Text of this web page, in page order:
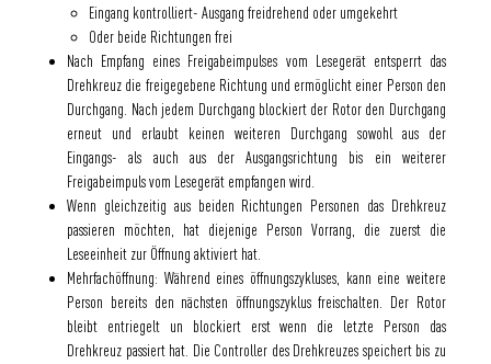
Eingang kontrolliert- Ausgang freidrehend oder umgekehrt
Oder beide Richtungen frei
Nach Empfang eines Freigabeimpulses vom Lesegerät entsperrt das
Drehkreuz die freigegebene Richtung und ermöglicht einer Person den
Durchgang. Nach jedem Durchgang blockiert der Rotor den Durchgang
erneut und erlaubt keinen weiteren Durchgang sowohl aus der
Eingangs- als auch aus der Ausgangsrichtung bis ein weiterer
Freigabeimpuls vom Lesegerät empfangen wird.
Wenn gleichzeitig aus beiden Richtungen Personen das Drehkreuz
passieren möchten, hat diejenige Person Vorrang, die zuerst die
Leseeinheit zur Öffnung aktiviert hat.
Mehrfachöffnung: Während eines öffnungszykluses, kann eine weitere
Person bereits den nächsten öffnungszyklus freischalten. Der Rotor
bleibt entriegelt un blockiert erst wenn die letzte Person das
Drehkreuz passiert hat. Die Controller des Drehkreuzes speichert bis zu